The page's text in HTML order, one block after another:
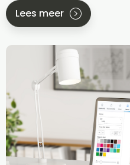
Lees meer